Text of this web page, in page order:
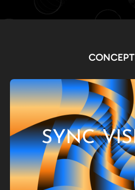
CONCEPT